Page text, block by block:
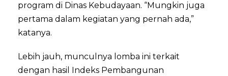
program di Dinas Kebudayaan. “Mungkin juga
pertama dalam kegiatan yang pernah ada,”
katanya.
Lebih jauh, munculnya lomba ini terkait
dengan hasil Indeks Pembangunan